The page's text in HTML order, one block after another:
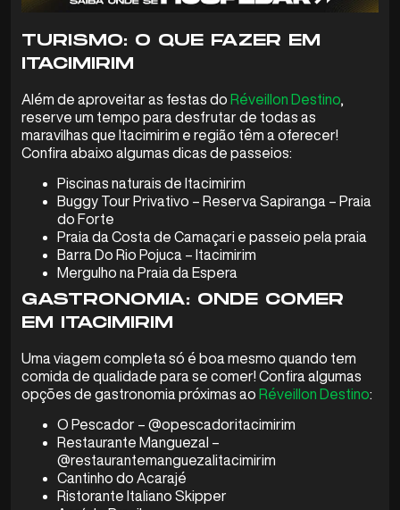
TURISMO: O QUE FAZER EM
ITACIMIRIM
Além de aproveitar as festas do Réveillon Destino
reserve um tempo para desfrutar de todas as
maravilhas que Itacimirim e região têm a oferecer!
Confira abaixo algumas dicas de passeios:
Piscinas naturais de Itacimirim
Buggy Tour Privativo – Reserva Sapiranga – Praia
do Forte
Praia da Costa de Camaçari e passeio pela praia
Barra Do Rio Pojuca – Itacimirim
Mergulho na Praia da Espera
GASTRONOMIA: ONDE COMER
EM ITACIMIRIM
Uma viagem completa só é boa mesmo quando tem
comida de qualidade para se comer! Confira algumas
opções de gastronomia próximas ao Réveillon Destino:
O Pescador – @opescadoritacimirim
Restaurante Manguezal –
@restaurantemanguezalitacimirim
Cantinho do Acarajé
Ristorante Italiano Skipper